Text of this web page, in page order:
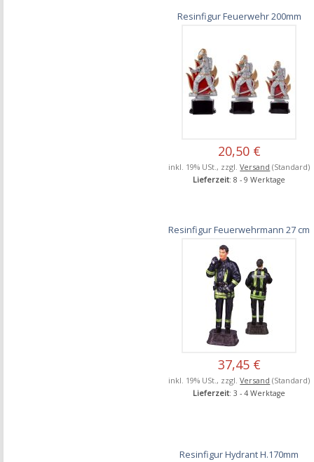
Resinfigur Feuerwehr 200mm
20,50 €
inkl. 19% USt., zzgl.Versand (Standard)
Lieferzeit: 8 - 9 Werktage
Resinfigur Feuerwehrmann 27 cm
37,45 €
inkl. 19% USt., zzgl.Versand (Standard)
Lieferzeit: 3 - 4 Werktage
Resinfigur Hydrant H.170mm